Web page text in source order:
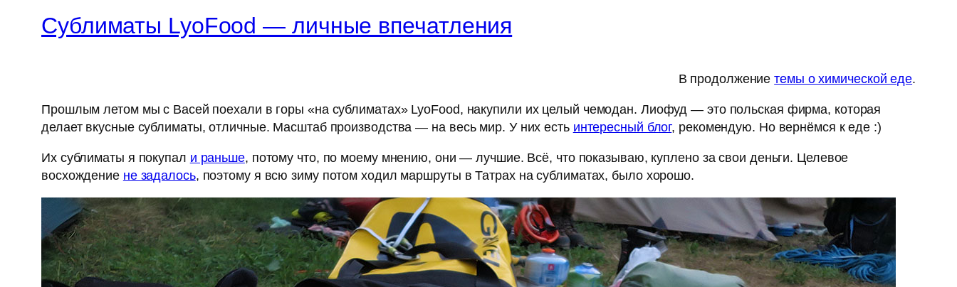
Сублиматы LyoFood — личные впечатления
В продолжениетемы о химической еде.
Прошлым летом мы с Васей поехали в горы «на сублиматах» LyoFood, накупили их целый чемодан. Лиофуд — это польская фирма, которая
делает вкусные сублиматы, отличные. Масштаб производства — на весь мир. У них есть интересный блог, рекомендую. Но вернёмся к еде :)
Их сублиматы я покупал и раньше, потому что, по моему мнению, они — лучшие. Всё, что показываю, куплено за свои деньги. Целевое
восхождение не задалось, поэтому я всю зиму потом ходил маршруты в Татрах на сублиматах, было хорошо.